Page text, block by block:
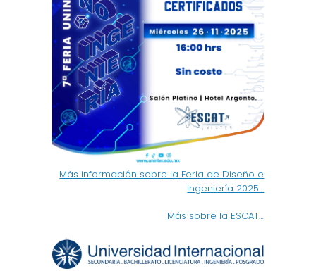
Más información sobre la Feria de Diseño e
Ingeniería 2025…
Más sobre la ESCAT…